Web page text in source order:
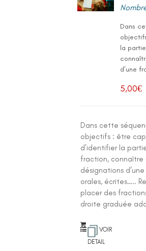
Dans
la
d’une
5,00€
Dans cette
objectifs : être
d’identifier la
fraction, connaître
désignations
orales, écrites…..
placer des
droite graduée
VOIR
DETAIL